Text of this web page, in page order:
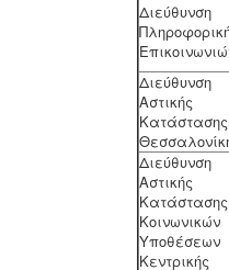
Διεύθυνση
Διεύθυνση
Αστικής
Κατάστασης
Διεύθυνση
Αστικής
Κοινωνικών
Υποθέσεων
Κεντρικής